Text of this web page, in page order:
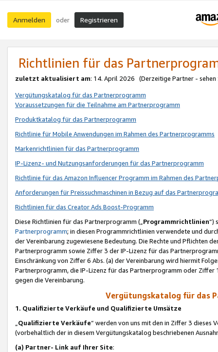
Anmelden oder Registrieren
Richtlinien für das
zuletzt aktualisiert am: 14. April 2026 (Derzeitige Partner - sehen
Vergütungskatalog für das Partnerprogramm
Voraussetzungen für die Teilnahme am Partnerprogramm
Produktkatalog für das Partnerprogramm
Richtlinie für Mobile Anwendungen im Rahmen des Partnerprogramms
Markenrichtlinien für das Partnerprogramm
IP-Lizenz- und Nutzungsanforderungen für das Partnerprogramm
Richtlinie für das Amazon Influencer Programm im Rahmen des
Anforderungen für Preissuchmaschinen in Bezug auf das
Richtlinien für das Creator Ads Boost-Programm
Diese Richtlinien für das Partnerprogramm („Programmrichtlinien“)
Partnerprogramm; in diesen Programmrichtlinien verwendete und
der Vereinbarung zugewiesene Bedeutung. Die Rechte und Pflichten
Partnerprogramm sowie Ziffer 3 der IP-Lizenz für das
Einschränkung von Ziffer 6 Abs. (a) der Vereinbarung wird hiermit
Partnerprogramm, die IP-Lizenz für das Partnerprogramm oder
gegen die Vereinbarung.
Vergütungskatalog für das
1. Qualifizierte Verkäufe und Qualifizierte Umsätze
Qualifizierte Verkäufe“ werden von uns mit den in Ziffer 3
(vorbehaltlich der in diesem Vergütungskatalog beschriebenen
(a) Partner- Link auf Ihrer Site: